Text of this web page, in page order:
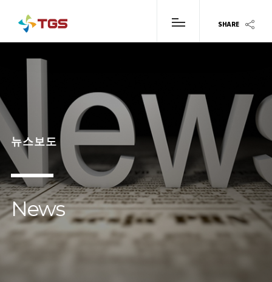
SHARE
뉴스보도
News